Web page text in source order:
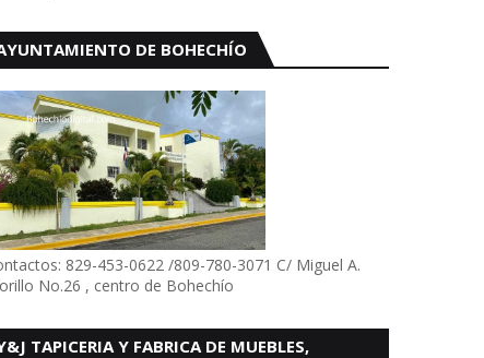
DE BOHECHÍO
829-453-0622 /809-780-3071 C/ Miguel A.
No.26 , centro de Bohechío
TAPICERIA Y FABRICA DE MUEBLES,